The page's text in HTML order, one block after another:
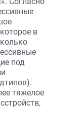
в
под
тяжелое